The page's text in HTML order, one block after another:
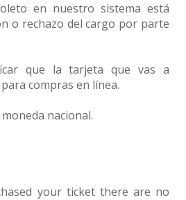
en nuestro sistema está
o rechazo del cargo por parte
que la tarjeta que vas a
compras en línea.
nacional.
your ticket there are no